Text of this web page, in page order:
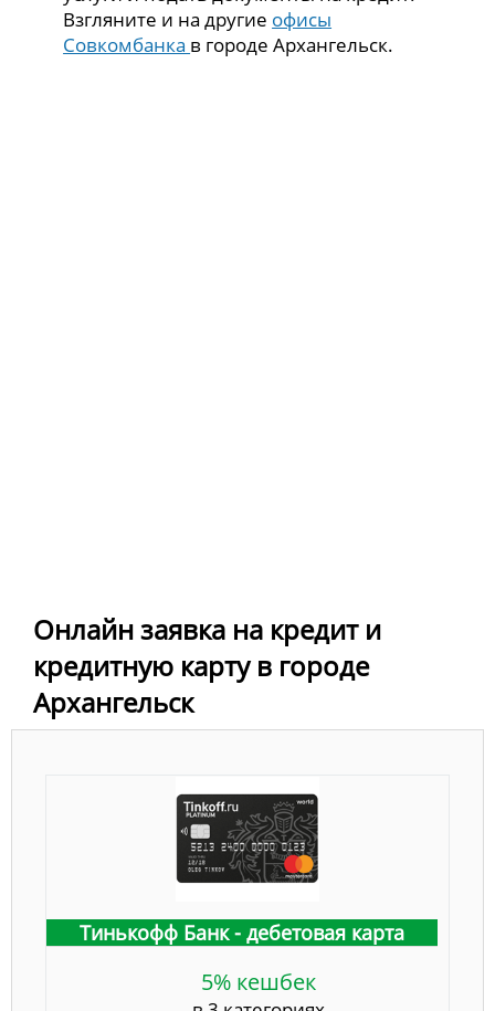
Взгляните и на другие офисы
Совкомбанка в городе Архангельск.
Онлайн заявка на кредит и
кредитную карту в городе
Архангельск
Тинькофф Банк - дебетовая карта
5% кешбек